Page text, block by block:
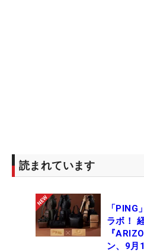
読まれています
「
ラボ！
『
ン、9月